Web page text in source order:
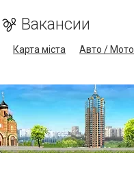
Вакансии
Карта міста Авто / Мото